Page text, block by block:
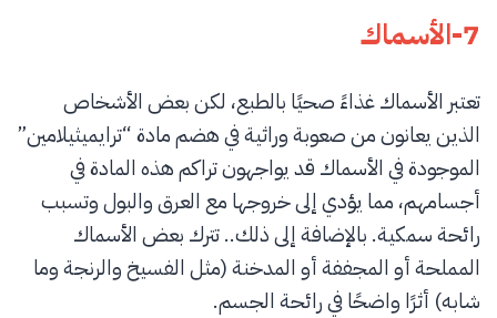
7-الأسماك
تعتبر الأسماك غذاءً صحيًا بالطبع، لكن بعض الأشخاص
الذين يعانون من صعوبة وراثية في هضم مادة “ترايميثيلامين”
الموجودة في الأسماك قد يواجهون تراكم هذه المادة في
أجسامهم، مما يؤدي إلى خروجها مع العرق والبول وتسبب
رائحة سمكية. بالإضافة إلى ذلك.. تترك بعض الأسماك
المملحة أو المجففة أو المدخنة (مثل الفسيخ والرنجة وما
شابه) أثرًا واضحًا في رائحة الجسم.